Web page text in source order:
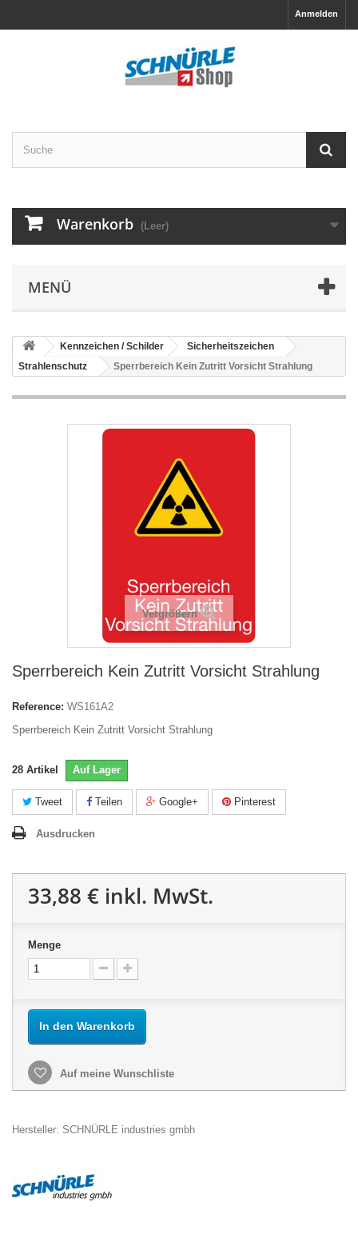
Anmelden
Warenkorb (Leer)
MENÜ
Kennzeichen / Schilder
Sicherheitszeichen
Strahlenschutz
Sperrbereich Kein Zutritt Vorsicht Strahlung
Vergrößern
Sperrbereich Kein Zutritt Vorsicht Strahlung
Reference: WS161A2
Sperrbereich Kein Zutritt Vorsicht Strahlung
28 Artikel Auf Lager
Tweet Teilen Google+ Pinterest
Ausdrucken
33,88 € inkl. MwSt.
Menge
In den Warenkorb
Auf meine Wunschliste
Hersteller: SCHNÜRLE industries gmbh